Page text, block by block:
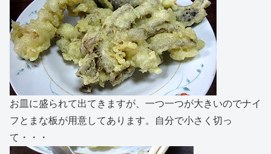
お皿に盛られて出てきますが、一つ一つが大きいのでナイ
フとまな板が用意してあります。自分で小さく切っ
て・・・